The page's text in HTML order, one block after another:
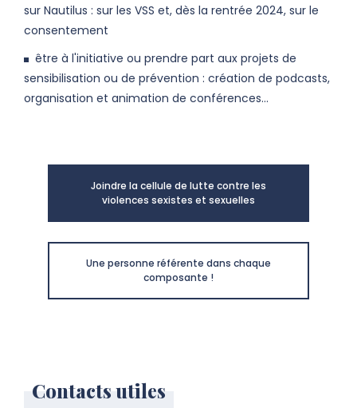
sur Nautilus : sur les VSS et, dès la rentrée 2024, sur le
consentement
être à l'initiative ou prendre part aux projets de
sensibilisation ou de prévention : création de podcasts,
organisation et animation de conférences...
Joindre la cellule de lutte contre les
violences sexistes et sexuelles
Une personne référente dans chaque
composante !
Contacts utiles